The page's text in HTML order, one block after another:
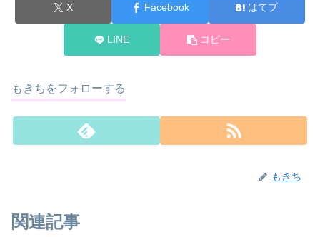
X Facebook はてブ
LINE コピー
もきちをフォローする
もきち
関連記事